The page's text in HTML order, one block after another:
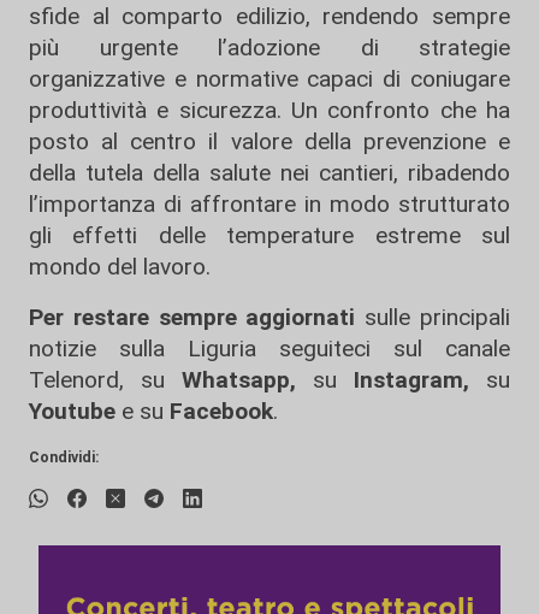
sfide al comparto edilizio, rendendo sempre
più urgente l’adozione di strategie
organizzative e normative capaci di coniugare
produttività e sicurezza. Un confronto che ha
posto al centro il valore della prevenzione e
della tutela della salute nei cantieri, ribadendo
l’importanza di affrontare in modo strutturato
gli effetti delle temperature estreme sul
mondo del lavoro.
Per restare sempre aggiornati sulle principali
notizie sulla Liguria seguiteci sul canale
Telenord, su
Whatsapp, su Instagram, su
Youtube e su Facebook.
Condividi: